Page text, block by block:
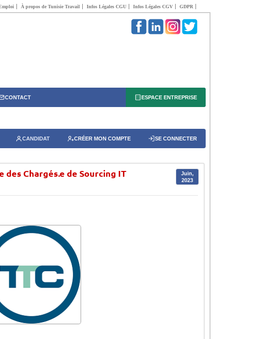
À propos de Tunisie Travail Infos Légales CGU Infos Légales CGV GDPR
CONTACT ESPACE ENTREPRISE
CANDIDAT CRÉER MON COMPTE SE CONNECTER
Chargés.e de Sourcing IT
Juin,
2023